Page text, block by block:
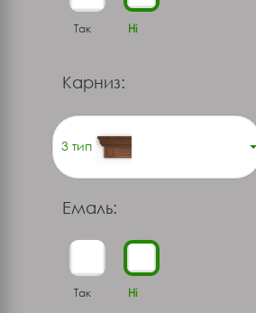
Так Ні
Карниз:
3 тип
Емаль:
Так Ні